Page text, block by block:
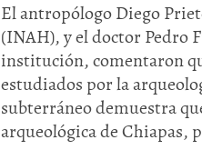
El antropólogo Diego
(INAH), y el doctor Pedro
institución, comentaron
estudiados por la
subterráneo demuestra
arqueológica de Chiapas,